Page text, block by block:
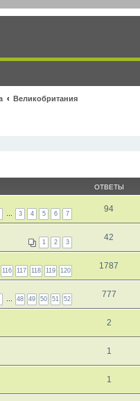
Великобритания
ОТВЕТЫ
… 3 4 5 6 7 94
1 2 3 42
116 117 118 119 120 1787
… 48 49 50 51 52 777
2
1
1